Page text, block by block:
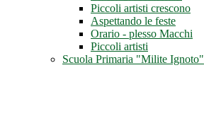
Piccoli artisti crescono
Aspettando le feste
Orario - plesso Macchi
Piccoli artisti
Scuola Primaria "Milite Ignoto"